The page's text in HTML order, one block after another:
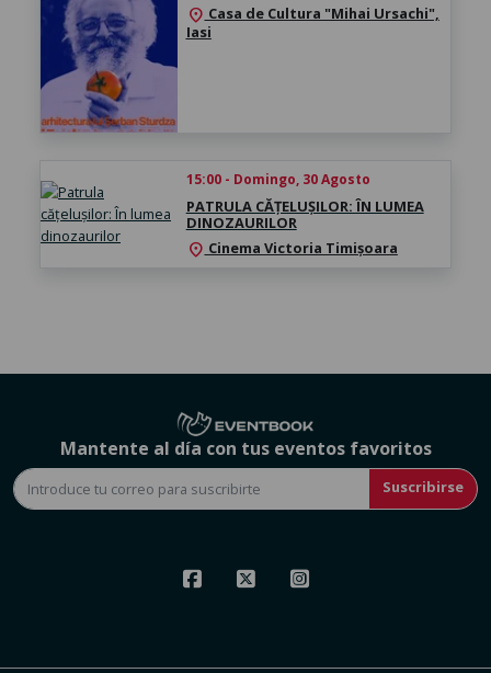
location_on Casa de Cultura "Mihai Ursachi",
Iasi
15:00 - Domingo, 30 Agosto
PATRULA CĂȚELUȘILOR: ÎN LUMEA
DINOZAURILOR
location_on Cinema Victoria Timișoara
Mantente al día con tus eventos favoritos
Suscribirse